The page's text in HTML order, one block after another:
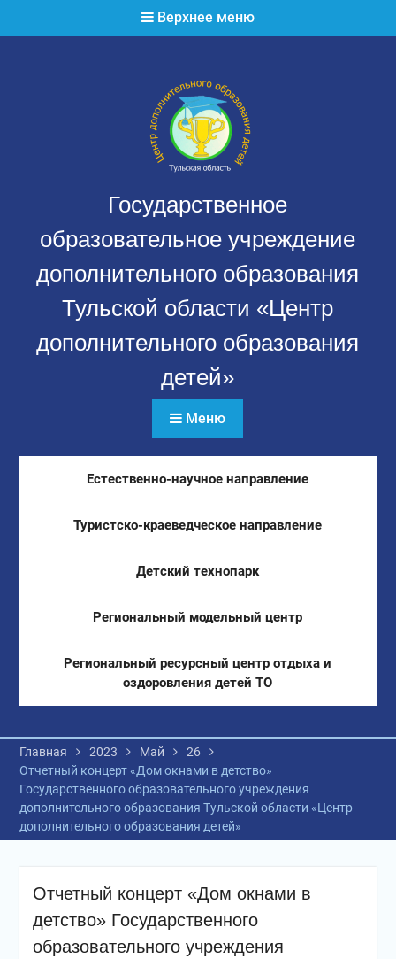
Верхнее меню
Государственное
образовательное учреждение
дополнительного образования
Тульской области «Центр
дополнительного образования
детей»
Меню
Естественно-научное направление
Туристско-краеведческое направление
Детский технопарк
Региональный модельный центр
Региональный ресурсный центр отдыха и
оздоровления детей ТО
Главная 2023 Май
26
Отчетный концерт «Дом окнами в детство»
Государственного образовательного учреждения
дополнительного образования Тульской области «Центр
дополнительного образования детей»
Отчетный концерт «Дом окнами в
детство» Государственного
образовательного учреждения